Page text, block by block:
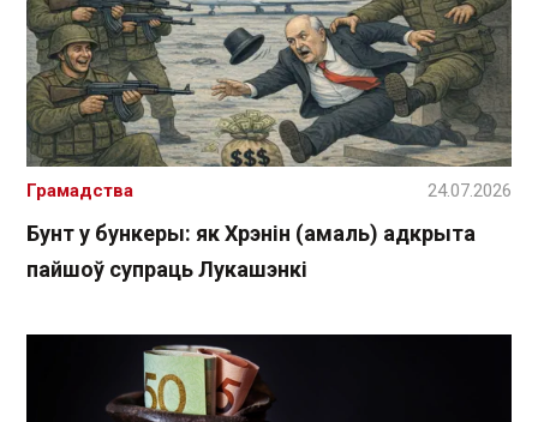
Бунт у бункеры: як Хрэнін (амаль) адкрыта
пайшоў супраць Лукашэнкі
Грамадства 24.07.2026